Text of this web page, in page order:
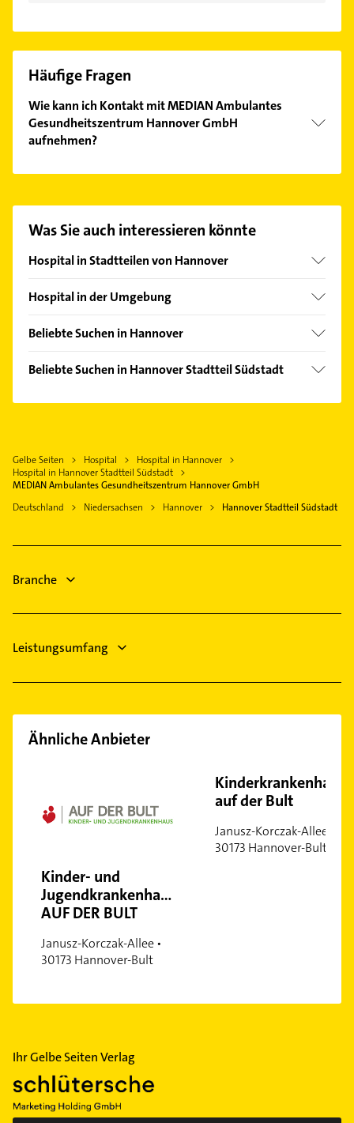
Häufige Fragen
Wie kann ich Kontakt mit MEDIAN Ambulantes
Gesundheitszentrum Hannover GmbH
aufnehmen?
aufzunehmen. Einfach die passenden
unserem Kontaktdaten-Bereich auswählen. Hier
finden Sie alle
Kontaktdaten.
Was Sie auch interessieren könnte
Hospital in Stadtteilen von Hannover
Bult
Groß Buchholz
Linden-Süd
List
Wülferode
Hospital in der Umgebung
Langenhagen
Lehrte
Bad Münder am Deister
Beliebte Suchen in Hannover
Lackiererei
Heizung & Sanitär
Heizungsfirmen
Beliebte Suchen in Hannover Stadtteil Südstadt
Putzfrau
Gebäudereinigung
Rechtsanwalt
Bauunternehmen
Gelbe Seiten Hospital
Hospital in Hannover
Hospital in Hannover Stadtteil Südstadt
MEDIAN Ambulantes Gesundheitszentrum Hannover GmbH
Deutschland
Niedersachsen Hannover Hannover Stadtteil Südstadt
Branche
Leistungsumfang
Ähnliche Anbieter
Kinder- und
Jugendkrankenhaus
AUF DER BULT
Janusz-Korczak-Allee •
30173 Hannover-Bult
Kinderkrankenhaus
auf der Bult
Janusz-Korczak-Allee •
30173 Hannover-Bult
Ihr Gelbe Seiten Verlag